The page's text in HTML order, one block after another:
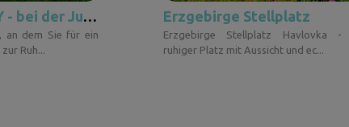
Zwischen DRNY - bei der Jurte
an dem Sie für ein
Ruh...
Erzgebirge Stellplatz
Erzgebirge Stellplatz Havlovka -
ruhiger Platz mit Aussicht und ec...